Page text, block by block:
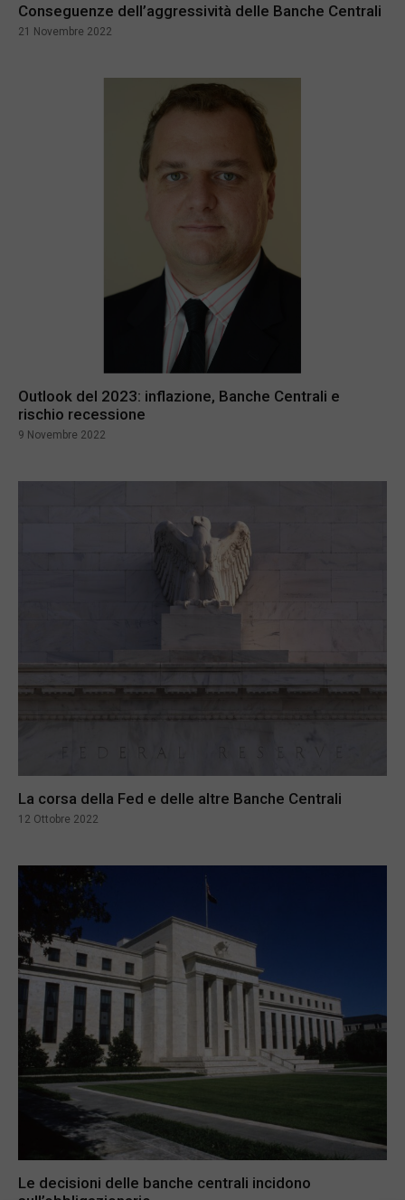
Conseguenze dell’aggressività delle Banche Centrali
21 Novembre 2022
Outlook del 2023: inflazione, Banche Centrali e
rischio recessione
9 Novembre 2022
La corsa della Fed e delle altre Banche Centrali
12 Ottobre 2022
Le decisioni delle banche centrali incidono